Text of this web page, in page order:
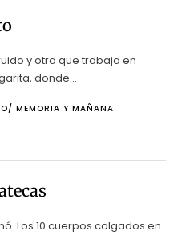
y otra que trabaja en
donde...
MEMORIA Y MAÑANA
Los 10 cuerpos colgados en